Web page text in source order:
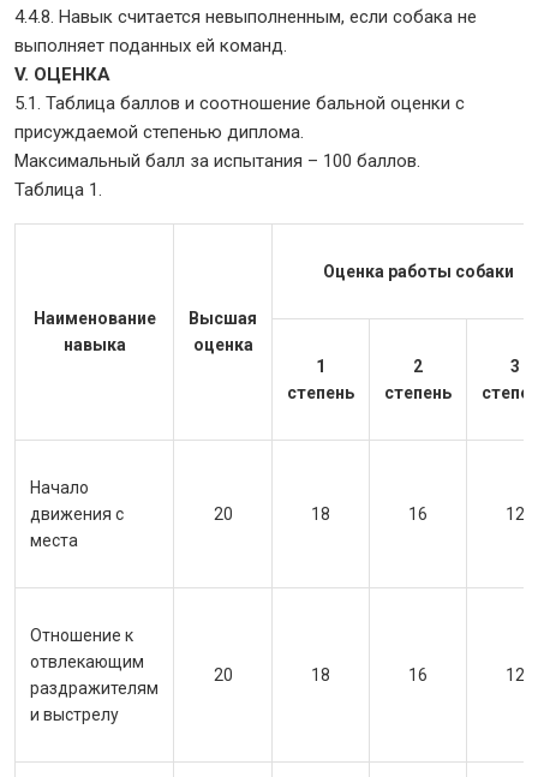
4.4.8. Навык считается невыполненным, если собака не
выполняет поданных ей команд.
V. ОЦЕНКА
5.1. Таблица баллов и соотношение бальной оценки с
присуждаемой степенью диплома.
Максимальный балл за испытания – 100 баллов.
Таблица 1.
Наименование
навыка
Высшая
оценка
Оценка работы собаки
1
степень
2
степень
3
Начало
движения с
места
20 18 16 12
Отношение к
отвлекающим
раздражителям
и выстрелу
20 18 16 12